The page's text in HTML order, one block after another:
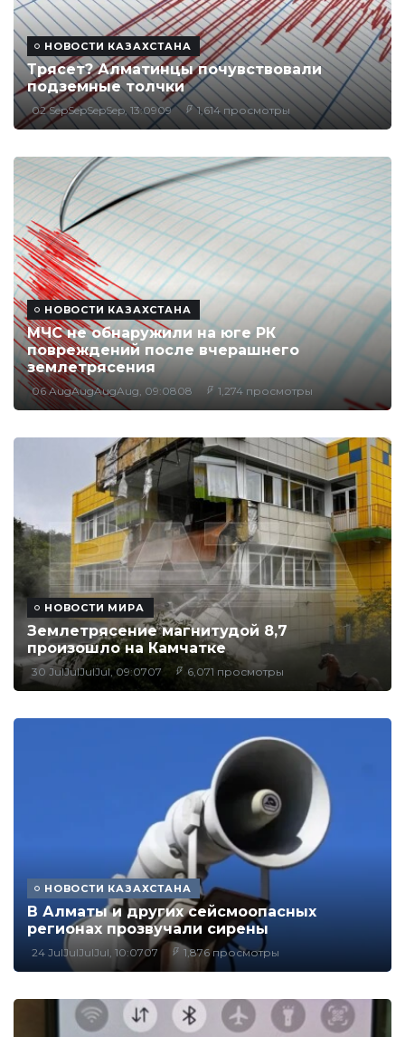
НОВОСТИ КАЗАХСТАНА
Трясет? Алматинцы почувствовали
подземные толчки
02 SepSepSepSep, 13:0909 1,614 просмотры
НОВОСТИ КАЗАХСТАНА
МЧС не обнаружили на юге РК
повреждений после вчерашнего
землетрясения
06 AugAugAugAug, 09:0808 1,274 просмотры
НОВОСТИ МИРА
Землетрясение магнитудой 8,7
произошло на Камчатке
30 JulJulJulJul, 09:0707 6,071 просмотры
НОВОСТИ КАЗАХСТАНА
В Алматы и других сейсмоопасных
регионах прозвучали сирены
24 JulJulJulJul, 10:0707 1,876 просмотры